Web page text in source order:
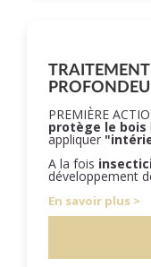
PREMIÈRE
protège le bois
appliquer
A la fois
développement
En savoir plus